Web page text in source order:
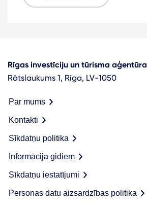
Rīgas investīciju un tūrisma aģentūra
Rātslaukums 1, Rīga, LV-1050
Par mums
Kontakti
Sīkdatņu politika
Informācija gidiem
Sīkdatņu iestatījumi
Personas datu aizsardzības politika